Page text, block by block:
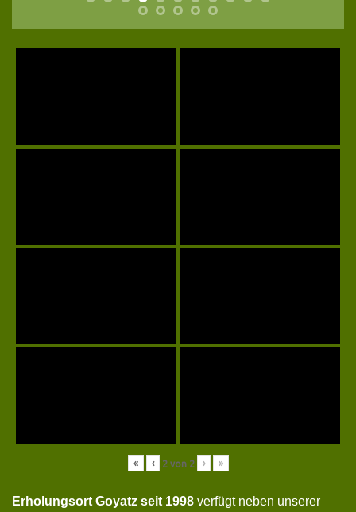
« ‹ 2von 2 › »
Erholungsort Goyatz seit 1998 verfügt neben unserer